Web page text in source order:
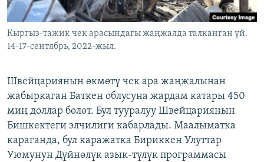
ЭЕ/АРнун бардык сайттары
Кыргыз-тажик чек арасындагы жаңжалда талканган үй.
14-17-сентябрь, 2022-жыл.
Швейцариянын өкмөтү чек ара жаңжалынан
жабыркаган Баткен облусуна жардам катары 450
миң доллар бөлөт. Бул тууралуу Швейцариянын
Бишкектеги элчилиги кабарлады. Маалыматка
караганда, бул каражатка Бириккен Улуттар
Уюмунун Дүйнөлүк азык-түлүк программасы